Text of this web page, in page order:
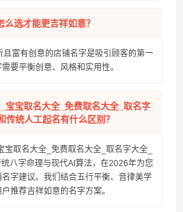
选才能更吉祥如意？
富有创意的店铺名字是吸引顾客的第一
要平衡创意、风格和实用性。
宝宝取名大全_免费取名大全_取名字
传统人工起名有什么区别？
取名大全_免费取名大全_取名字大全_
八字命理与现代AI算法，在2026年为您
字建议。我们结合五行平衡、音律美学
推荐吉祥如意的名字方案。